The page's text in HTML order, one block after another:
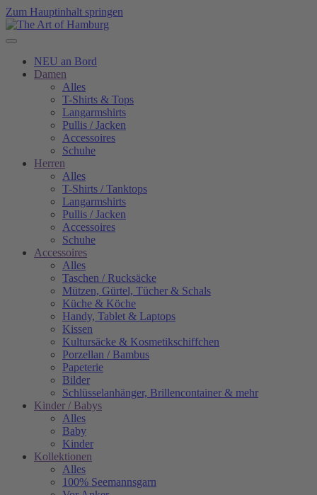
Zum Hauptinhalt springen
NEU an Bord
Damen
Alles
T-Shirts & Tops
Langarmshirts
Pullis / Jacken
Accessoires
Schuhe
Herren
Alles
T-Shirts / Tanktops
Langarmshirts
Pullis / Jacken
Accessoires
Schuhe
Accessoires
Alles
Taschen / Rucksäcke
Mützen, Gürtel, Tücher & Schals
Küche & Köche
Handy, Tablet & Laptops
Kissen
Kultursäcke & Kosmetikschiffchen
Porzellan / Bambus
Papeterie
Bilder
Schlüsselanhänger, Brillencontainer & mehr
Kinder / Babys
Alles
Baby
Kinder
Kollektionen
Alles
100% Seemannsgarn